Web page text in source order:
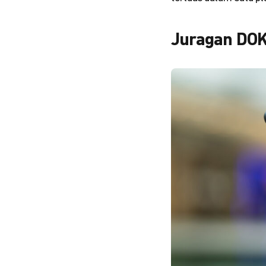
Juragan